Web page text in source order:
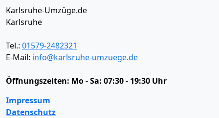
Karlsruhe-Umzüge.de
Karlsruhe
Tel.: 01579-2482321
E-Mail: info@karlsruhe-umzuege.de
Öffnungszeiten: Mo - Sa: 07:30 - 19:30 Uhr
Impressum
Datenschutz